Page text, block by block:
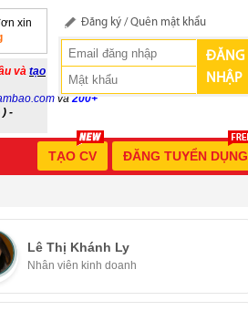
xin
và tạo
và 200+
) -
Đăng ký /Quên mật khẩu
ĐĂNG
NHẬP
ĐĂNG TUYỂN DỤNG
TẠO CV
Lê Thị Khánh Ly
Nhân viên kinh doanh